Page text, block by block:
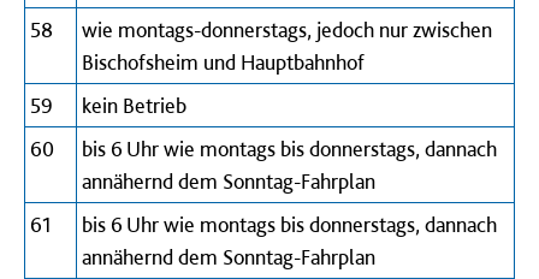
58
wie montags-donnerstags, jedoch nur zwischen
Bischofsheim und Hauptbahnhof
59
kein Betrieb
60
bis 6 Uhr wie montags bis donnerstags, dannach
annähernd dem Sonntag-Fahrplan
61
bis 6 Uhr wie montags bis donnerstags, dannach
annähernd dem Sonntag-Fahrplan